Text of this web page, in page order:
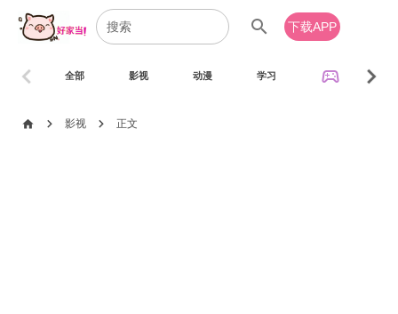
search 下载APP
全部 影视 动漫 学习 sports_esports
chevron_left chevron_right
home chevron_right 影视 chevron_right 正文